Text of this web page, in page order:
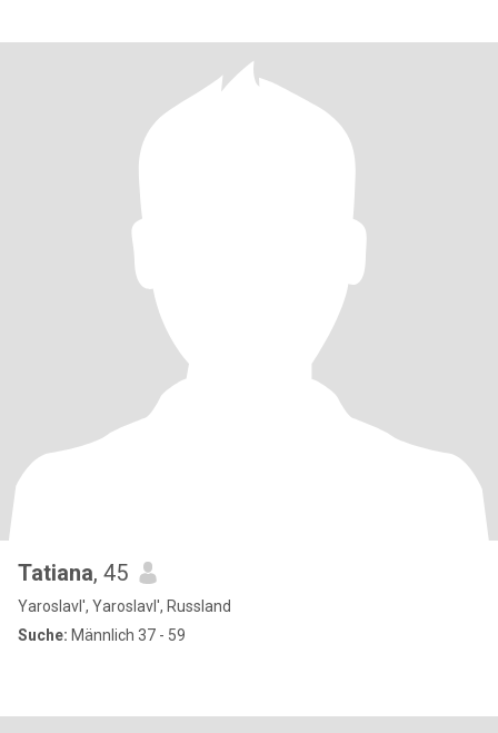
Tatiana, 45
Yaroslavl', Yaroslavl', Russland
Suche: Männlich 37 - 59